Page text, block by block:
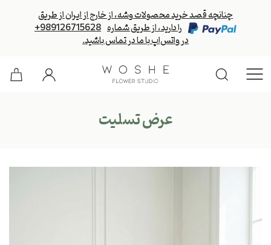
چنانچه قصد خرید محصولات وشه، از خارج از ایران از طریق
را دارید، از طریق شماره +989126715628
در واتس‌اپ با ما در تماس باشید.
عرض تسلیت